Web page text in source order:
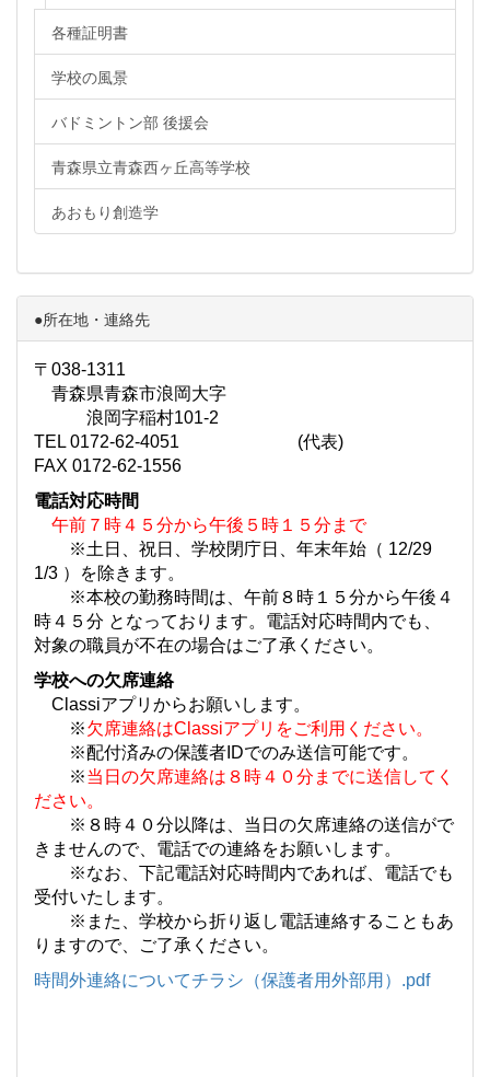
各種証明書
学校の風景
バドミントン部 後援会
青森県立青森西ヶ丘高等学校
あおもり創造学
●所在地・連絡先
〒038-1311
青森県青森市浪岡大字
浪岡字稲村101-2
TEL 0172-62-4051 (代表)
FAX 0172-62-1556
電話対応時間
午前７時４５分から午後５時１５分まで
※土日、祝日、学校閉庁日、年末年始（ 12/29
1/3 ）を除きます。
※本校の勤務時間は、午前８時１５分から午後４
時４５分 となっております。電話対応時間内でも、
対象の職員が不在の場合はご了承ください。
学校への欠席連絡
Classiアプリからお願いします。
※欠席連絡はClassiアプリをご利用ください。
※配付済みの保護者IDでのみ送信可能です。
※当日の欠席連絡は８時４０分までに送信してく
ださい。
※８時４０分以降は、当日の欠席連絡の送信がで
きませんので、電話での連絡をお願いします。
※なお、下記電話対応時間内であれば、電話でも
受付いたします。
※また、学校から折り返し電話連絡することもあ
りますので、ご了承ください。
時間外連絡についてチラシ（保護者用外部用）.pdf